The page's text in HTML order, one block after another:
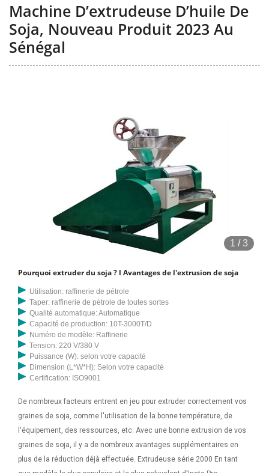
Machine D’extrudeuse D’huile De
Soja, Nouveau Produit 2023 Au
Sénégal
1 /3
Pourquoi extruder du soja ? l Avantages de l'extrusion de soja
Utilisation: raffinerie de pétrole
Taper: raffinerie de pétrole de toutes sortes
Qualité automatique: Automatique
Capacité de production: 10T-3000T/D
Numéro de modèle: Raffinerie
Tension: 220 V/380 V
Puissance (W): selon votre capacité
Dimension (L*W*H): Selon votre capacité
Certification: ISO9001
De nombreux facteurs entrent en jeu pour extruder correctement vos
graines de soja, comme l'utilisation de la bonne température, de
l'équipement, des ressources, etc. Avec une bonne extrusion de vos
graines de soja, il y a de nombreux avantages supplémentaires en
plus de la réduction déjà effectuée. Extrudeuse série 2000 En tant